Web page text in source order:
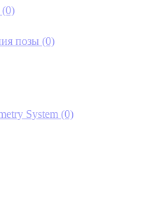
(0)
позы (0)
System (0)